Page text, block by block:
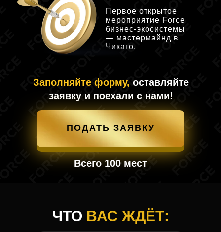
Первое открытое
мероприятие Force
бизнес-экосистемы
— мастермайнд в
Чикаго.
Заполняйте форму, оставляйте
заявку и поехали с нами!
ПОДАТЬ ЗАЯВКУ
Всего 100 мест
ЧТО ВАС ЖДЁТ: